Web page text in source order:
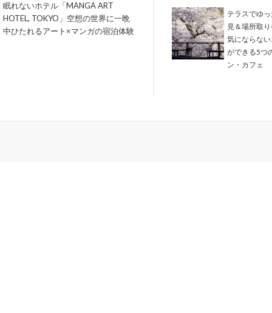
眠れないホテル「MANGA ART
HOTEL, TOKYO」空想の世界に一晩
中ひたれるアート×マンガの宿泊体験
テラスでゆ
見＆場所取
気にならな
ができる5つ
ン・カフェ